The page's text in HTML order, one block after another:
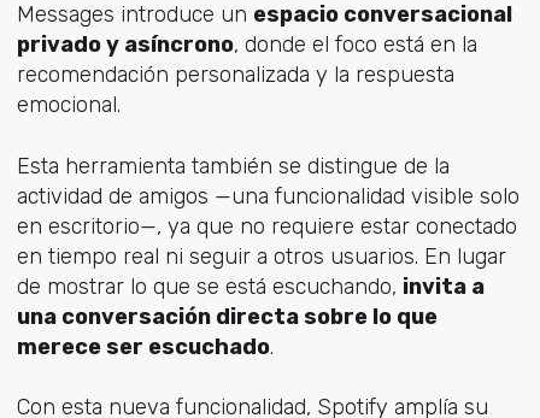
Messages introduce un espacio conversacional
privado y asíncrono, donde el foco está en la
recomendación personalizada y la respuesta
emocional.
Esta herramienta también se distingue de la
actividad de amigos —una funcionalidad visible solo
en escritorio—, ya que no requiere estar conectado
en tiempo real ni seguir a otros usuarios. En lugar
de mostrar lo que se está escuchando, invita a
una conversación directa sobre lo que
merece ser escuchado.
Con esta nueva funcionalidad, Spotify amplía su